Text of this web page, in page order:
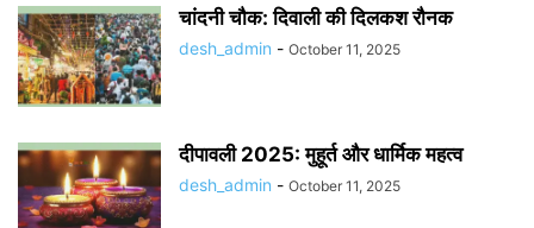
चांदनी चौक: दिवाली की दिलकश रौनक
desh_admin - October 11, 2025
दीपावली 2025: मुहूर्त और धार्मिक महत्व
desh_admin - October 11, 2025